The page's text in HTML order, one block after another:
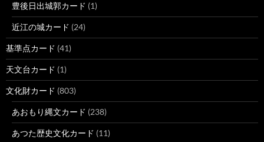
豊後日出城郭カード (1)
近江の城カード (24)
基準点カード (41)
天文台カード (1)
文化財カード (803)
あおもり縄文カード (238)
あつた歴史文化カード (11)